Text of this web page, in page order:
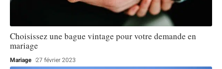
Choisissez une bague vintage pour votre demande en
mariage
Mariage 27 février 2023